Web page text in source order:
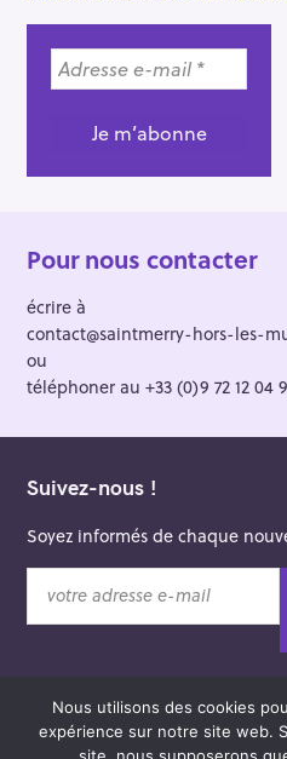
Pour nous contacter
écrire à
contact@saintmerry-hors-les-
ou
téléphoner au +33 (0)9 72 12 04
Suivez-nous !
Soyez informés de chaque
t
© 2026 Saint-
Nous utilisons des cookies
expérience sur notre site web.